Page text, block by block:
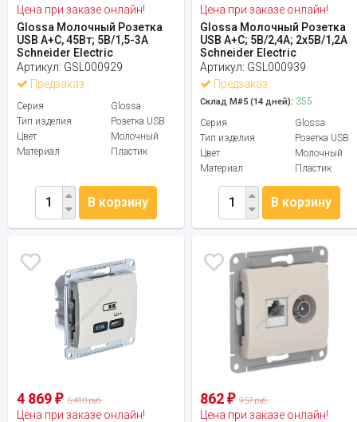
Цена при заказе онлайн!
Glossa Молочный Розетка
USB A+C, 45Вт; 5В/1,5-3А
Schneider Electric
Артикул: GSL000929
Предзаказ
Серия
Glossa
Тип изделия
Розетка USB
Цвет
Молочный
Материал
Пластик
В корзину
Цена при заказе онлайн!
Glossa Молочный Розетка
USB A+C; 5В/2,4A; 2x5В/1,2A
Schneider Electric
Артикул: GSL000939
Предзаказ
Склад М#5 (14 дней): 355
Серия
Glossa
Тип изделия
Розетка USB
Цвет
Молочный
Материал
Пластик
В корзину
4 869 ₽ 5 410 руб.
Цена при заказе онлайн!
862₽ 957 руб.
Цена при заказе онлайн!